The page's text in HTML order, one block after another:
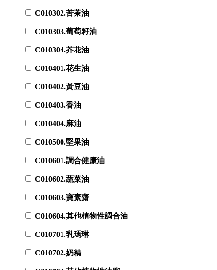
C010302.苦茶油
C010303.葡萄籽油
C010304.芥花油
C010401.花生油
C010402.黃豆油
C010403.香油
C010404.麻油
C010500.堅果油
C010601.調合健康油
C010602.蔬菜油
C010603.寶素齋
C010604.其他植物性調合油
C010701.乳瑪琳
C010702.奶精